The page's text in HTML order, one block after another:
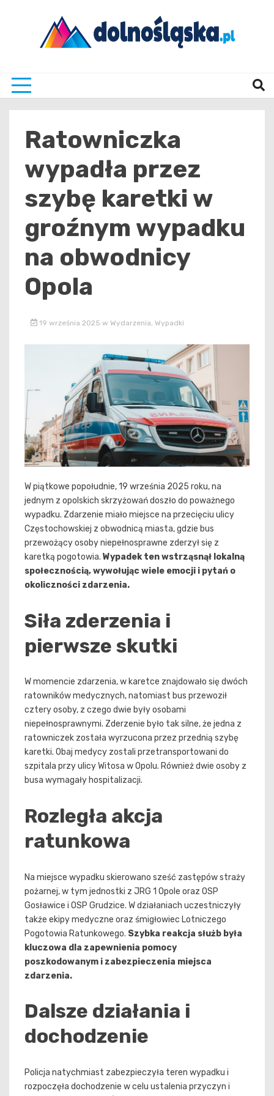
Ratowniczka
wypadła przez
szybę karetki w
groźnym wypadku
na obwodnicy
Opola
19 września 2025 w Wydarzenia Wypadki
W piątkowe popołudnie, 19 września 2025 roku, na
jednym z opolskich skrzyżowań doszło do poważnego
wypadku. Zdarzenie miało miejsce na przecięciu ulicy
Częstochowskiej z obwodnicą miasta, gdzie bus
przewożący osoby niepełnosprawne zderzył się z
karetką pogotowia. Wypadek ten wstrząsnął lokalną
społecznością, wywołując wiele emocji i pytań o
okoliczności zdarzenia.
Siła zderzenia i
pierwsze skutki
W momencie zdarzenia, w karetce znajdowało się dwóch
ratowników medycznych, natomiast bus przewoził
cztery osoby, z czego dwie były osobami
niepełnosprawnymi. Zderzenie było tak silne, że jedna z
ratowniczek została wyrzucona przez przednią szybę
karetki. Obaj medycy zostali przetransportowani do
szpitala przy ulicy Witosa w Opolu. Również dwie osoby z
busa wymagały hospitalizacji.
Rozległa akcja
ratunkowa
Na miejsce wypadku skierowano sześć zastępów straży
pożarnej, w tym jednostki z JRG 1 Opole oraz OSP
Gosławice i OSP Grudzice. W działaniach uczestniczyły
także ekipy medyczne oraz śmigłowiec Lotniczego
Pogotowia Ratunkowego. Szybka reakcja służb była
kluczowa dla zapewnienia pomocy
poszkodowanym i zabezpieczenia miejsca
zdarzenia.
Dalsze działania i
dochodzenie
Policja natychmiast zabezpieczyła teren wypadku i
rozpoczęła dochodzenie w celu ustalenia przyczyn i